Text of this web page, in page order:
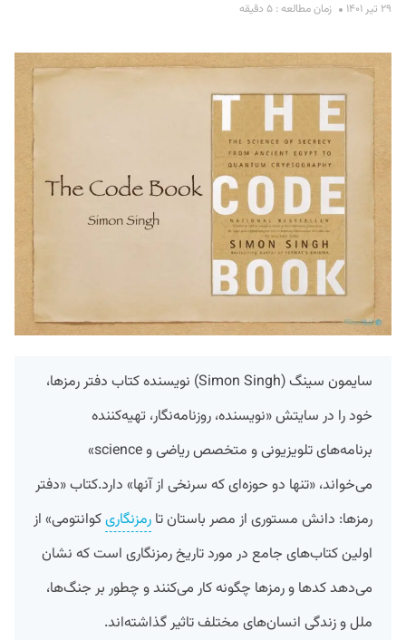
۲۹ تیر ۱۴۰۱ زمان مطالعه : ۵ دقیقه
سایمون سینگ (Simon Singh) نویسنده کتاب دفتر رمزها،
خود را در سایتش «نویسنده، روزنامه‌نگار، تهیه‌کننده
برنامه‌های تلویزیونی و متخصص ریاضی و science»
می‌خواند، «تنها دو حوزه‌ای که سرنخی از آنها» دارد.کتاب «دفتر
رمزها: دانش مستوری از مصر باستان تا رمزنگاریکوانتومی» از
اولین کتاب‌های جامع در مورد تاریخ رمزنگاری است که نشان
می‌دهد کدها و رمزها چگونه کار می‌کنند و چطور بر جنگ‌ها،
ملل و زندگی انسان‌های مختلف تاثیر گذاشته‌اند.